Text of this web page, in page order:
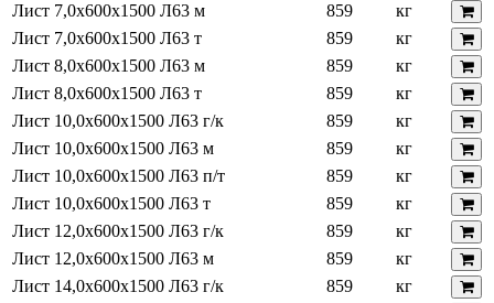
Лист 7,0х600х1500 Л63 м 859
кг
Лист 7,0х600х1500 Л63 т
859
кг
Лист 8,0х600х1500 Л63 м
859
кг
Лист 8,0х600х1500 Л63 т
859
кг
Лист 10,0х600х1500 Л63 г/к
859
кг
Лист 10,0х600х1500 Л63 м
859
кг
Лист 10,0х600х1500 Л63 п/т
859
кг
Лист 10,0х600х1500 Л63 т
859
кг
Лист 12,0х600х1500 Л63 г/к
859
кг
Лист 12,0х600х1500 Л63 м
859
кг
Лист 14,0х600х1500 Л63 г/к
859
кг